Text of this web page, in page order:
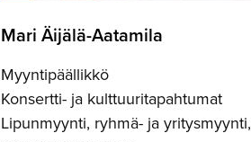
Mari Äijälä-Aa­tamila
Myyntipäällikkö
Konsertti- ja kulttuuritapahtumat
Lipunmyynti, ryhmä- ja yritysmyynti,